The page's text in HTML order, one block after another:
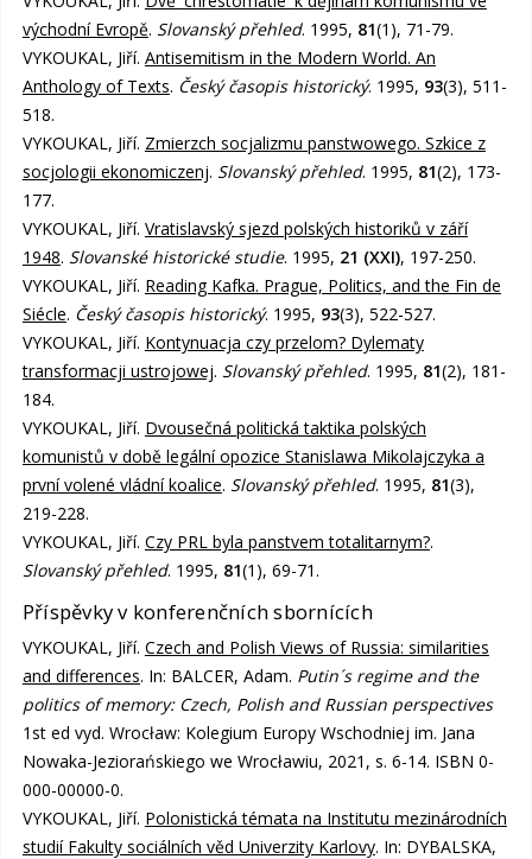
východní Evropě. Slovanský přehled. 1995, 81(1), 71-79.
VYKOUKAL, Jiří. Antisemitism in the Modern World. An
Anthology of Texts. Český časopis historický. 1995, 93(3), 511-
518.
VYKOUKAL, Jiří. Zmierzch socjalizmu panstwowego. Szkice z
socjologii ekonomiczenj. Slovanský přehled. 1995, 81(2), 173-
177.
VYKOUKAL, Jiří. Vratislavský sjezd polských historiků v září
1948. Slovanské historické studie. 1995, 21 (XXI), 197-250.
VYKOUKAL, Jiří. Reading Kafka. Prague, Politics, and the Fin de
Siécle. Český časopis historický. 1995, 93(3), 522-527.
VYKOUKAL, Jiří. Kontynuacja czy przelom? Dylematy
transformacji ustrojowej. Slovanský přehled. 1995, 81(2), 181-
184.
VYKOUKAL, Jiří. Dvousečná politická taktika polských
komunistů v době legální opozice Stanislawa Mikolajczyka a
první volené vládní koalice. Slovanský přehled. 1995, 81(3),
219-228.
VYKOUKAL, Jiří. Czy PRL byla panstvem totalitarnym?.
Slovanský přehled. 1995, 81(1), 69-71.
Příspěvky v konferenčních sbornících
VYKOUKAL, Jiří. Czech and Polish Views of Russia: similarities
and differences. In: BALCER, Adam. Putin´s regime and the
politics of memory: Czech, Polish and Russian perspectives
1st ed vyd. Wrocław: Kolegium Europy Wschodniej im. Jana
Nowaka-Jeziorańskiego we Wrocławiu, 2021, s. 6-14. ISBN 0-
000-00000-0.
VYKOUKAL, Jiří. Polonistická témata na Institutu mezinárodních
studií Fakulty sociálních věd Univerzity Karlovy. In: DYBALSKA,